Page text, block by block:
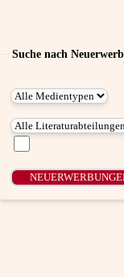
Suche nach